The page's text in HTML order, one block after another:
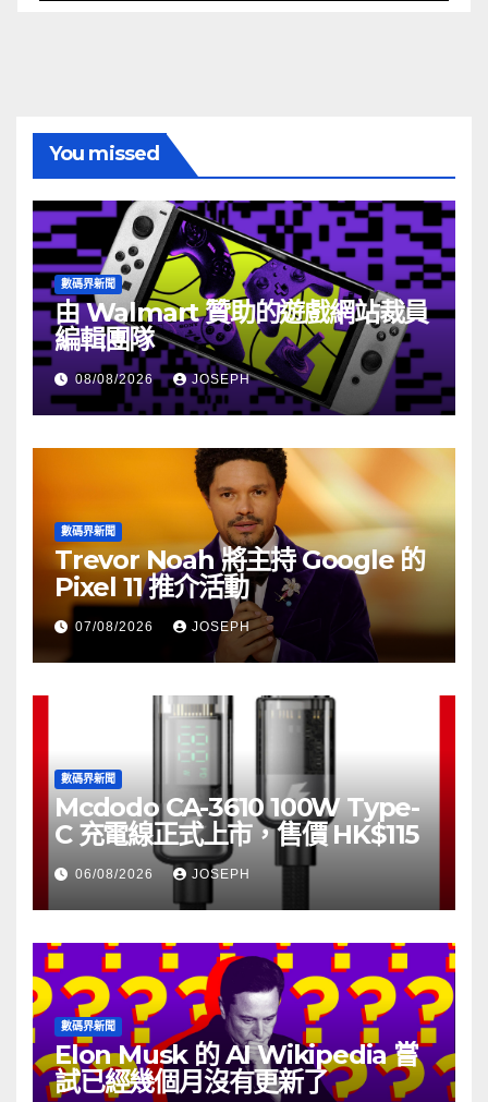
You missed
數碼界新聞
由 Walmart 贊助的遊戲網站裁員
編輯團隊
08/08/2026 JOSEPH
數碼界新聞
Trevor Noah 將主持 Google 的
Pixel 11 推介活動
07/08/2026 JOSEPH
數碼界新聞
Mcdodo CA-3610 100W Type-
C 充電線正式上市，售價 HK$115
06/08/2026 JOSEPH
數碼界新聞
Elon Musk 的 AI Wikipedia 嘗
試已經幾個月沒有更新了